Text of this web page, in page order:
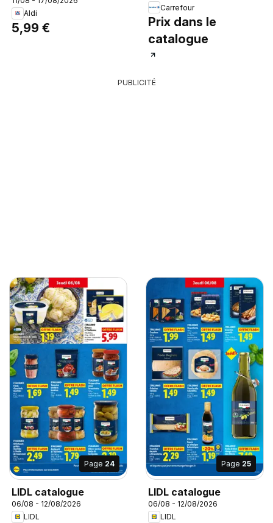
OIL, SUPERIOR
CATEGORY OLIVE OIL.
OBTAINED DIRECTLY
Aldi
5,99 €
Carrefour
Prix dans le
catalogue
PUBLICITÉ
Page 24
LIDL catalogue
06/08 - 12/08/2026
LIDL
Page 25
LIDL catalogue
06/08 - 12/08/2026
LIDL